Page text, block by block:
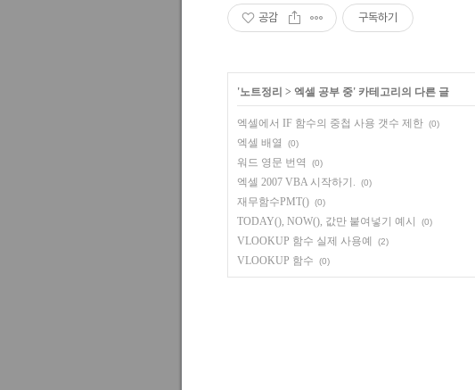
공감 구독하기
'노트정리 > 엑셀 공부 중' 카테고리의 다른 글
엑셀에서 IF 함수의 중첩 사용 갯수 제한 (0)
엑셀 배열 (0)
워드 영문 번역 (0)
엑셀 2007 VBA 시작하기. (0)
재무함수PMT() (0)
TODAY(), NOW(), 값만 붙여넣기 예시 (0)
VLOOKUP 함수 실제 사용예 (2)
VLOOKUP 함수 (0)